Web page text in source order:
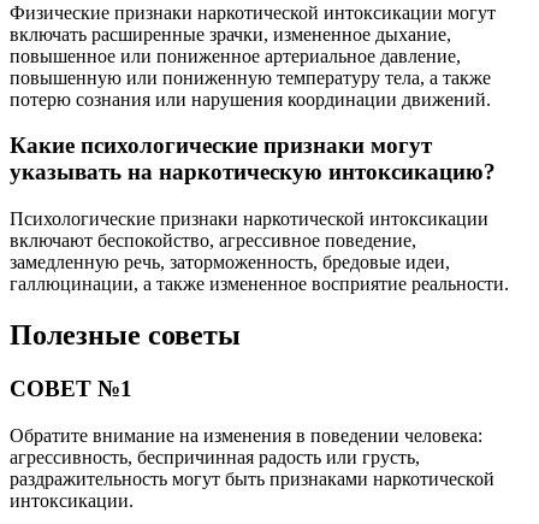
Физические признаки наркотической интоксикации могут
включать расширенные зрачки, измененное дыхание,
повышенное или пониженное артериальное давление,
повышенную или пониженную температуру тела, а также
потерю сознания или нарушения координации движений.
Какие психологические признаки могут
указывать на наркотическую интоксикацию?
Психологические признаки наркотической интоксикации
включают беспокойство, агрессивное поведение,
замедленную речь, заторможенность, бредовые идеи,
галлюцинации, а также измененное восприятие реальности.
Полезные советы
СОВЕТ №1
Обратите внимание на изменения в поведении человека:
агрессивность, беспричинная радость или грусть,
раздражительность могут быть признаками наркотической
интоксикации.